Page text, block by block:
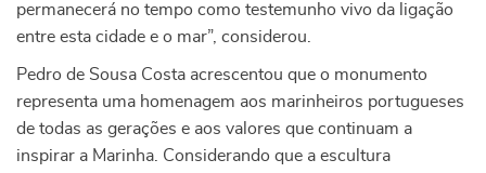
permanecerá no tempo como testemunho vivo da ligação
entre esta cidade e o mar”, considerou.
Pedro de Sousa Costa acrescentou que o monumento
representa uma homenagem aos marinheiros portugueses
de todas as gerações e aos valores que continuam a
inspirar a Marinha. Considerando que a escultura